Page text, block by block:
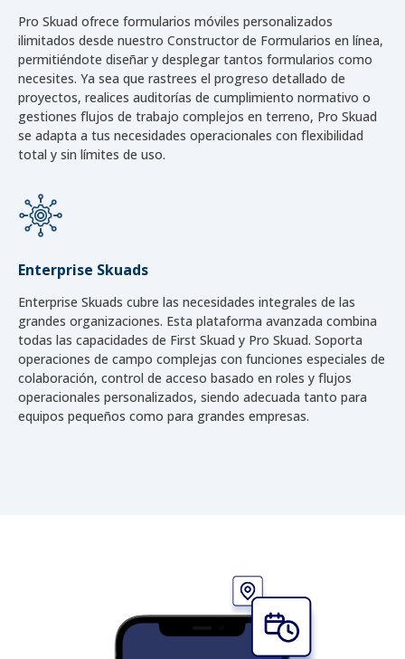
Pro Skuad ofrece formularios móviles personalizados
ilimitados desde nuestro Constructor de Formularios en línea,
permitiéndote diseñar y desplegar tantos formularios como
necesites. Ya sea que rastrees el progreso detallado de
proyectos, realices auditorías de cumplimiento normativo o
gestiones flujos de trabajo complejos en terreno, Pro Skuad
se adapta a tus necesidades operacionales con flexibilidad
total y sin límites de uso.
Enterprise Skuads
Enterprise Skuads cubre las necesidades integrales de las
grandes organizaciones. Esta plataforma avanzada combina
todas las capacidades de First Skuad y Pro Skuad. Soporta
operaciones de campo complejas con funciones especiales de
colaboración, control de acceso basado en roles y flujos
operacionales personalizados, siendo adecuada tanto para
equipos pequeños como para grandes empresas.